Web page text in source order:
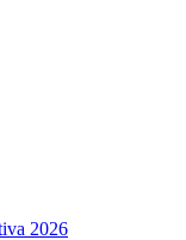
2026